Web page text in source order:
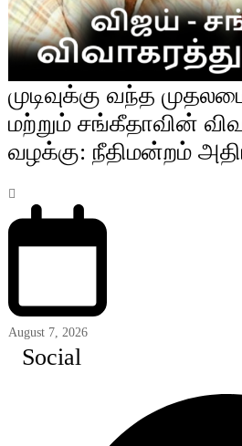
முடிவுக்கு வந்த
மற்றும் சங்கீதாவின்
வழக்கு: நீதிமன்றம்
August 7, 2026
Social